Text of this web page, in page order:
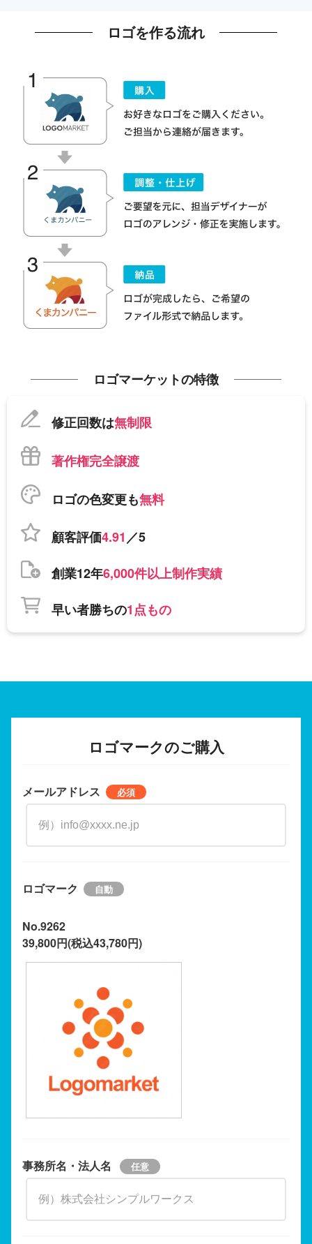
ロゴを作る流れ
ロゴマーケットの特徴
修正回数は無制限
著作権完全譲渡
ロゴの色変更も無料
顧客評価4.91／5
創業12年6,000件以上制作実績
早い者勝ちの1点もの
ロゴマークのご購入
メールアドレス
ロゴマーク
No.9262
39,800円(税込43,780円)
事務所名・法人名